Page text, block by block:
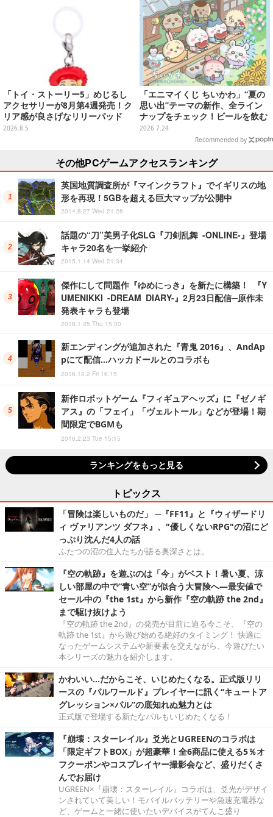
「トイ・ストーリー5」めじるし
アクセサリーが8月第4週発売！ク
リア感が良さげなリリーパッド
や、ジェシーなど全5種ラインナ
2026.8.5
「エニマイくじ ちいかわ」“夏の
思い出”テーマの新作、全ライン
ナップをチェック！ビールを飲む
「くりまんじゅう」ぬいぐるみな
2026.7.24
Recommended by
その他PCゲームアクセスランキング
英国地質調査所が『マインクラフト』でイギリスの地
形を再現！5GBを超える巨大マップが公開中
2014.8.27 Wed 21:28
話題の“刀”美男子化SLG『刀剣乱舞 -ONLINE-』登場
キャラ20名を一挙紹介
2015.1.14 Wed 21:34
傑作にして問題作『ゆめにっき』を新たに構築！ 『Y
UMENIKKI -DREAM DIARY-』2月23日配信─原作未
発表キャラも登場
2018.1.25 Thu 15:00
新エンディングが追加された『青鬼 2016』、AndAp
pにて配信…ハッカドールとのコラボも
2016.12.2 Fri 16:15
新作ロボットゲーム『フィギュアヘッズ』に『ゼノギ
アス』の「フェイ」「ヴェルトール」などが登場！期
間限定でBGMも
2016.2.23 Tue 15:15
ランキングをもっと見る
トピックス
「冒険は楽しいものだ」 ─『FF11』と『ウィザードリ
ィ ヴァリアンツ ダフネ』、"優しくないRPG"の沼にど
っぷり沈んだ4人の話
ふたつの沼の住人たちが語る奥深さとは。
『空の軌跡』を遊ぶのは「今」がベスト！暑い夏、涼
しい部屋の中で“青い空”が似合う大冒険へ―最安値で
セール中の『the 1st』から新作『空の軌跡 the 2nd』
まで駆け抜けよう
『空の軌跡 the 2nd』の発売が目前に迫る今こそ、『空の
軌跡 the 1st』から遊び始める絶好のタイミング！ 快適に
なったゲームシステムや新要素を交えながら、今遊びたい
本シリーズの魅力を紹介します。
かわいい…だからこそ、いじめたくなる。正式版リリ
ースの『パルワールド』プレイヤーに訊く“キュートア
グレッション×パル”の底知れぬ魅力とは
正式版で登場する新たなパルもいじめたくなる！
『崩壊：スターレイル』爻光とUGREENのコラボは
「限定ギフトBOX」が超豪華！全6商品に使える5％オ
フクーポンやコスプレイヤー撮影会など、盛りだくさ
んでお届け
UGREEN×『崩壊：スターレイル』コラボは、爻光がデザイ
ンされていて美しい！モバイルバッテリーや急速充電器な
ど、ゲームと一緒に使いたいデバイスがてんこ盛り